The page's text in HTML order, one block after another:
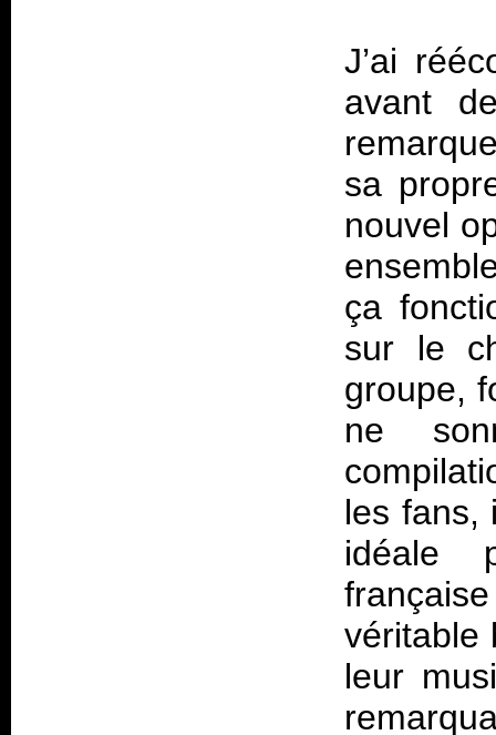
J’ai
avant
sa
nouvel
ça
sur le
groupe,
ne
les fans,
idéale
véritable
leur